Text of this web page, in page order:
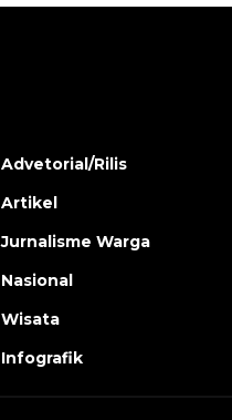
Advetorial/Rilis
Artikel
Jurnalisme Warga
Nasional
Wisata
Infografik